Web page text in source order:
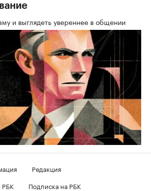
и выглядеть увереннее в общении
Редакция
РБК
Подписка на РБК